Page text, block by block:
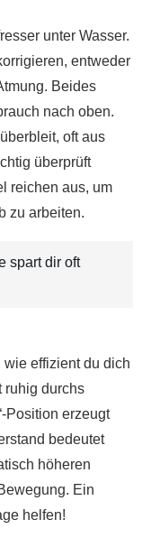
unter Wasser.
entweder
Beides
nach oben.
oft aus
überprüft
reichen aus, um
zu arbeiten.
spart dir oft
wie effizient du dich
ruhig durchs
Position erzeugt
bedeutet
höheren
Ein
helfen!